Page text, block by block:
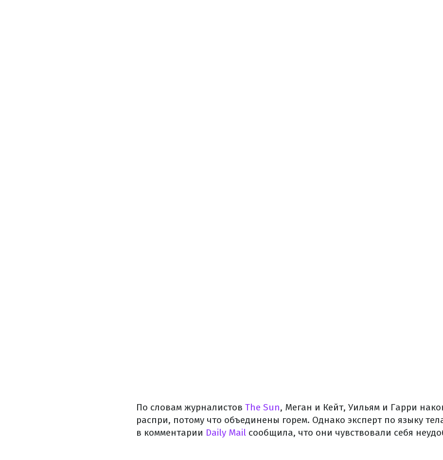
По словам журналистов The Sun, Меган и Кейт, Уильям и Гарри
распри, потому что объединены горем. Однако эксперт по языку
в комментарии Daily Mail сообщила, что они чувствовали себя